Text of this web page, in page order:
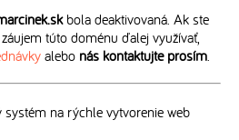
bola deaktivovaná. Ak ste
túto doménu ďalej využívať,
alebo nás kontaktujte prosím.
na rýchle vytvorenie web